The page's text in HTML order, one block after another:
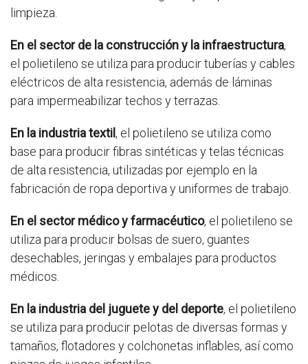
limpieza.
En el sector de la construcción y la infraestructura,
el polietileno se utiliza para producir tuberías y cables
eléctricos de alta resistencia, además de láminas
para impermeabilizar techos y terrazas.
En la industria textil, el polietileno se utiliza como
base para producir fibras sintéticas y telas técnicas
de alta resistencia, utilizadas por ejemplo en la
fabricación de ropa deportiva y uniformes de trabajo.
En el sector médico y farmacéutico, el polietileno se
utiliza para producir bolsas de suero, guantes
desechables, jeringas y embalajes para productos
médicos.
En la industria del juguete y del deporte, el polietileno
se utiliza para producir pelotas de diversas formas y
tamaños, flotadores y colchonetas inflables, así como